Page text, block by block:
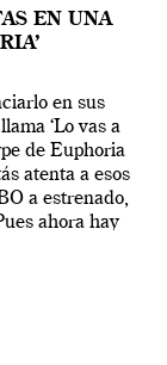
EN UNA
en sus
‘Lo vas a
de Euphoria
atenta a esos
a estrenado,
ahora hay